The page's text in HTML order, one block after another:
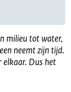
milieu tot water,
neemt zijn tijd.
elkaar. Dus het